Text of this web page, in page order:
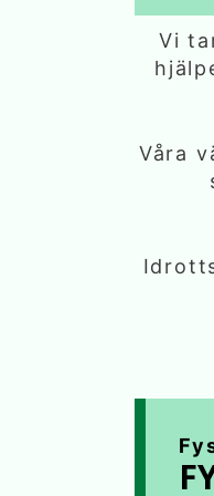
Vi
Våra